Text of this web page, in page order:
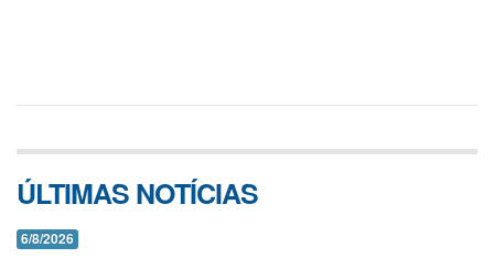
ÚLTIMAS NOTÍCIAS
6/8/2026